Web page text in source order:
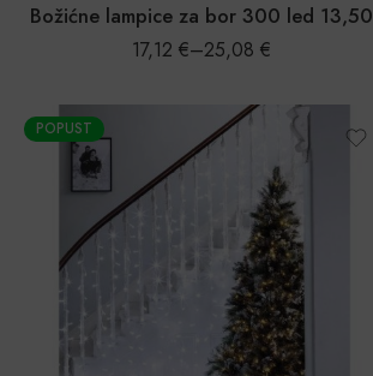
Božićne lampice za bor 300 led 13,50
17,12 €–25,08 €
POPUST